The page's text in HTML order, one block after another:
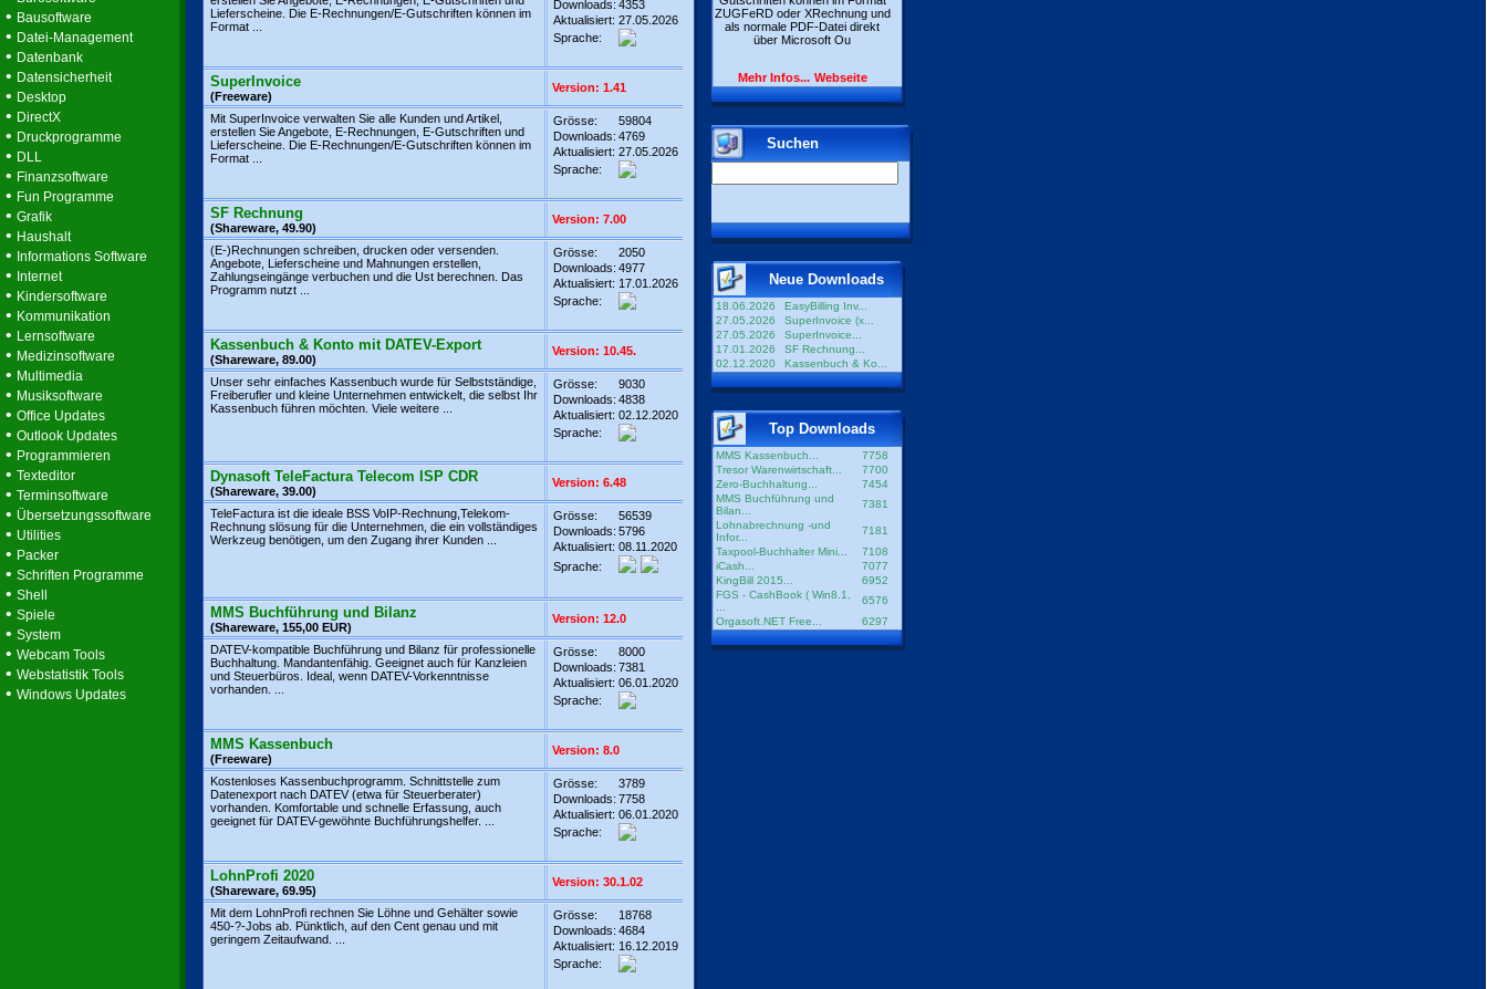
• Bausoftware
• Datei-Management
• Datenbank
• Datensicherheit
• Desktop
• DirectX
• Druckprogramme
• DLL
• Finanzsoftware
• Fun Programme
• Grafik
• Haushalt
• Informations Software
• Internet
• Kindersoftware
• Kommunikation
• Lernsoftware
• Medizinsoftware
• Multimedia
• Musiksoftware
• Office Updates
• Outlook Updates
• Programmieren
• Texteditor
• Terminsoftware
• Übersetzungssoftware
• Utilities
• Packer
• Schriften Programme
• Shell
• Spiele
• System
• Webcam Tools
• Webstatistik Tools
• Windows Updates
Lieferscheine. Die E-Rechnungen/E-Gutschriften können im
Format ...
Downloads: 4353
Aktualisiert: 27.05.2026
Sprache:
SuperInvoice
(Freeware)
Version: 1.41
Mit SuperInvoice verwalten Sie alle Kunden und Artikel,
erstellen Sie Angebote, E-Rechnungen, E-Gutschriften und
Lieferscheine. Die E-Rechnungen/E-Gutschriften können im
Format ...
Grösse:
59804
Downloads: 4769
Aktualisiert: 27.05.2026
Sprache:
SF Rechnung
(Shareware, 49.90)
Version: 7.00
(E-)Rechnungen schreiben, drucken oder versenden.
Angebote, Lieferscheine und Mahnungen erstellen,
Zahlungseingänge verbuchen und die Ust berechnen. Das
Programm nutzt ...
Grösse:
2050
Downloads: 4977
Aktualisiert: 17.01.2026
Sprache:
Kassenbuch & Konto mit DATEV-Export
(Shareware, 89.00)
Version: 10.45.
Unser sehr einfaches Kassenbuch wurde für Selbstständige,
Freiberufler und kleine Unternehmen entwickelt, die selbst Ihr
Kassenbuch führen möchten. Viele weitere ...
Grösse:
9030
Downloads: 4838
Aktualisiert: 02.12.2020
Sprache:
Dynasoft TeleFactura Telecom ISP CDR
(Shareware, 39.00)
Version: 6.48
TeleFactura ist die ideale BSS VoIP-Rechnung,Telekom-
Rechnung slösung für die Unternehmen, die ein vollständiges
Werkzeug benötigen, um den Zugang ihrer Kunden ...
Grösse:
56539
Downloads: 5796
Aktualisiert: 08.11.2020
Sprache:
MMS Buchführung und Bilanz
(Shareware, 155,00 EUR)
Version: 12.0
DATEV-kompatible Buchführung und Bilanz für professionelle
Buchhaltung. Mandantenfähig. Geeignet auch für Kanzleien
und Steuerbüros. Ideal, wenn DATEV-Vorkenntnisse
vorhanden. ...
Grösse:
8000
Downloads: 7381
Aktualisiert: 06.01.2020
Sprache:
MMS Kassenbuch
(Freeware)
Version: 8.0
Kostenloses Kassenbuchprogramm. Schnittstelle zum
Datenexport nach DATEV (etwa für Steuerberater)
vorhanden. Komfortable und schnelle Erfassung, auch
geeignet für DATEV-gewöhnte Buchführungshelfer. ...
Grösse:
3789
Downloads: 7758
Aktualisiert: 06.01.2020
Sprache:
LohnProfi 2020
(Shareware, 69.95)
Version: 30.1.02
Mit dem LohnProfi rechnen Sie Löhne und Gehälter sowie
450-?-Jobs ab. Pünktlich, auf den Cent genau und mit
geringem Zeitaufwand. ...
Grösse:
18768
Downloads: 4684
Aktualisiert: 16.12.2019
Sprache:
ZUGFeRD oder XRechnung und
als normale PDF-Datei direkt
über Microsoft Ou
Mehr Infos... Webseite
Suchen
Neue Downloads
18.06.2026
EasyBilling Inv...
27.05.2026
SuperInvoice (x...
27.05.2026
SuperInvoice...
17.01.2026
SF Rechnung...
02.12.2020
Kassenbuch & Ko...
Top Downloads
MMS Kassenbuch...
7758
Tresor Warenwirtschaft...
7700
Zero-Buchhaltung...
7454
MMS Buchführung und
Bilan...
7381
Lohnabrechnung -und
Infor...
7181
Taxpool-Buchhalter Mini...
7108
iCash...
7077
KingBill 2015...
6952
FGS - CashBook ( Win8.1,
6576
Orgasoft.NET Free...
6297